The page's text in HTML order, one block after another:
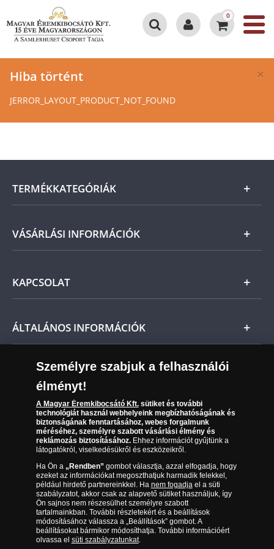
0
×
Hiba történt
JERROR_LAYOUT_PRODUCT_NOT_FOUND
TERMÉKKATEGÓRIÁK
Arany
Magyar
VÁSÁRLÁSI INFORMÁCIÓK
Kézbesítés
Reklamáció
Visszaküldés
Elállási űrlap
KAPCSOLAT
Ügyfélszolgálat
Leiratkozás a hírlevélről
Karrier
ÁLTALÁNOS INFORMÁCIÓK
Sütik (cookies) használata
Süti (cookies)Beállítások
Társaságunkról
Az érmék és érmek ára és értéke
Gyakran ismételt kérdések
Adatkezelés
06 80 888 889
(díjmentesen hívható hétfőtől csütörtökig 9.00 és 17.00
óra között, péntekenként 9.00 és 15.00 óra között)
Személyre szabjuk a felhasználói
élményt!
A Magyar Éremkibocsátó Kft.sütiket és további
technológiát használ webhelyeink megbízhatóságának és
biztonságának fenntartásához, webes forgalmunk
méréséhez, személyre szabott vásárlási élmény és
reklámozás biztosításához.Ehhez információt gyűjtünk a
látogatókról, viselkedésükről és eszközeikről.
Ha Ön a „Rendben”gombot választja, azzal elfogadja, hogy
ezeket az információkat megoszthatjuk harmadik felekkel,
például hirdető partnereinkkel. Ha nem fogadjael a süti
szabályzatot, akkor csak az alapvető sütiket használjuk, így
Ön sajnos nem részesülhet személyre szabott
tartalmainkban. További részletekért és a beállítások
módosításához válassza a „Beállítások” gombot. A
beállításokat bármikor módosíthatja. További információért
olvassa el süti szabályzatunkat.